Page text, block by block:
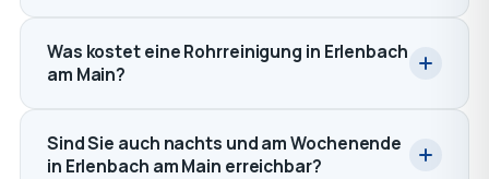
Was kostet eine Rohrreinigung in Erlenbach
am Main?
Sind Sie auch nachts und am Wochenende
in Erlenbach am Main erreichbar?